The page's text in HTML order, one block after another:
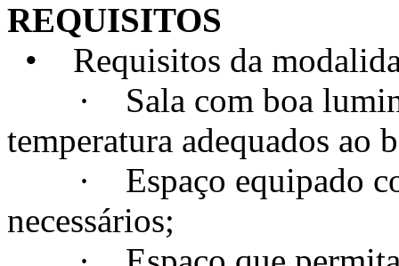
REQUISITOS
• Requisitos da
· Sala com boa
temperatura adequados ao
· Espaço equipado
necessários;